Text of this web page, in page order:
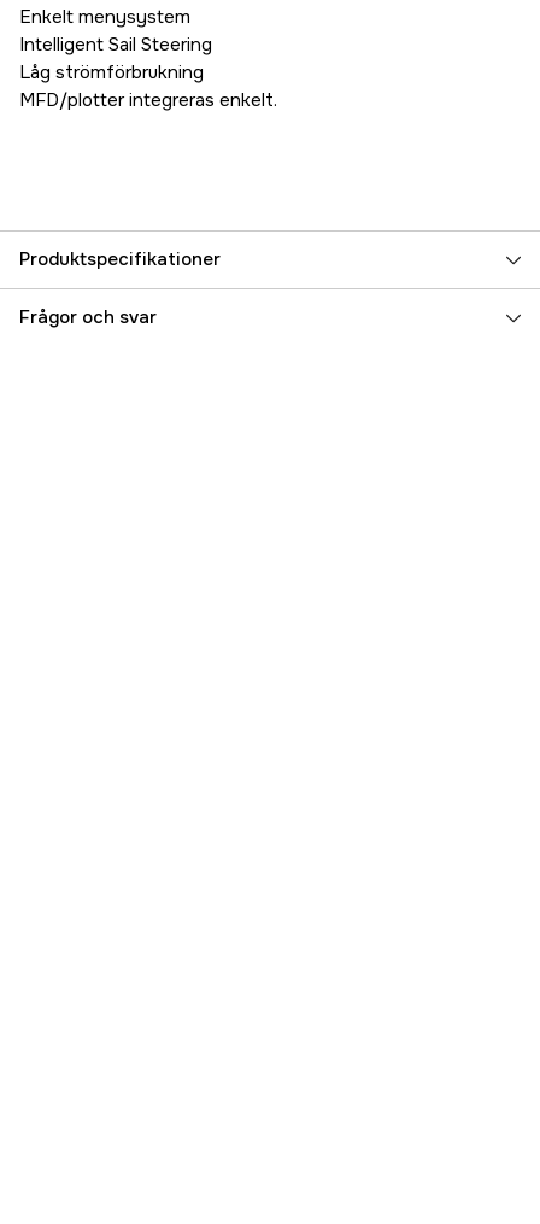
Enkelt menysystem
Intelligent Sail Steering
Låg strömförbrukning
MFD/plotter integreras enkelt.
Produktspecifikationer
Referensnummer 5000016341
Frågor och svar